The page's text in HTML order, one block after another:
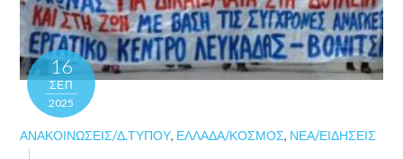
16
ΣΕΠ
2025
ΑΝΑΚΟΙΝΏΣΕΙΣ/Δ.ΤΎΠΟΥ, ΕΛΛΆΔΑ/ΚΌΣΜΟΣ, ΝΈΑ/ΕΙΔΉΣΕΙΣ